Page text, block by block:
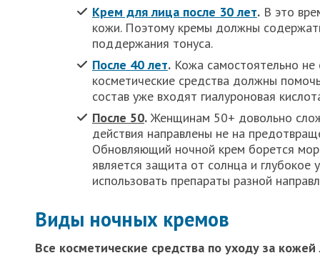
Крем для лица после 30 лет. В это
кожи. Поэтому кремы должны
поддержания тонуса.
После 40 лет. Кожа самостоятельно не
косметические средства должны
состав уже входят гиалуроновая
После 50.Женщинам 50+ довольно
действия направлены не на
Обновляющий ночной крем борется
является защита от солнца и глубокое
использовать препараты разной
Виды ночных кремов
Все косметические средства по уходу за